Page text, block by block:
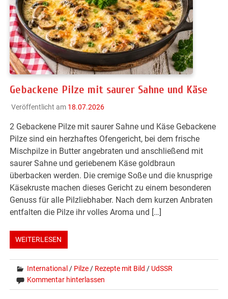
Gebackene Pilze mit saurer Sahne und Käse
Veröffentlicht am 18.07.2026
2 Gebackene Pilze mit saurer Sahne und Käse Gebackene
Pilze sind ein herzhaftes Ofengericht, bei dem frische
Mischpilze in Butter angebraten und anschließend mit
saurer Sahne und geriebenem Käse goldbraun
überbacken werden. Die cremige Soße und die knusprige
Käsekruste machen dieses Gericht zu einem besonderen
Genuss für alle Pilzliebhaber. Nach dem kurzen Anbraten
entfalten die Pilze ihr volles Aroma und […]
WEITERLESEN
International / Pilze/ Rezepte mit Bild / UdSSR
Kommentar hinterlassen